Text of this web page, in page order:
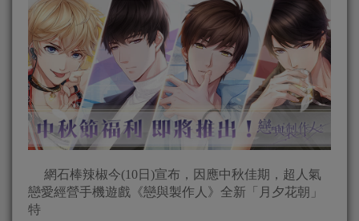
網石棒辣椒今(10日)宣布，因應中秋佳期，超人氣
戀愛經營手機遊戲《戀與製作人》全新「月夕花朝」
特